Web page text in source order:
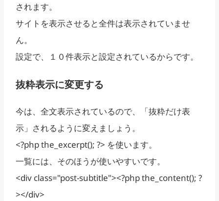
されます。
サイトを表示させると全件は表示されていませ
ん。
設定で、１０件表示と設定されているからです。
抜粋表示に変更する
今は、全文表示されているので、「抜粋だけ表
示」されるように変えましょう。
<?php the_excerpt(); ?> を使います。
一覧には、そのほうが使いやすいです。
<div class="post-subtitle"><?php the_content(); ?
></div>